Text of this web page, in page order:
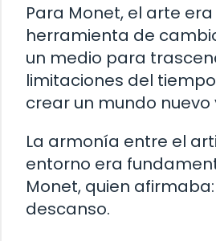
Para Monet, el arte
herramienta de
un medio para
limitaciones del
crear un mundo nuevo
La armonía entre el
entorno era
Monet, quien
descanso.